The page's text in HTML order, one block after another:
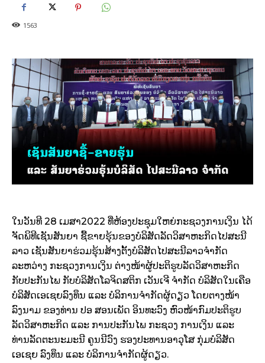
1563
ໃນວັນທີ 28 ເມສາ2022 ທີ່ຫ້ອງປະຊຸມໃຫຍ່ກະຊວງການເງິນ ໄດ້
ຈັດພິທີເຊັນສັນຍາ ຊື້ຂາຍຮຸ້ນຂອງບໍລິສັດລັດວິສາຫະກິດໄປສະນີ
ລາວ ເຊັນສັນຍາຮ່ວມຮຸ້ນສ້າງຕັ້ງບໍລິສັດໄປສະນີລາວຈຳກັດ
ລະຫວ່າງ ກະຊວງການເງິນ ຕ່າງໜ້າຜູ້ປະຕິຮູບລັດວິສາຫະກິດ
ກັບປະກັນໄພ ກັບບໍລິສັດໂລຈິດສຕິກ ເວັນເຈີ ຈຳກັດ ບໍລິສັດໃນເຄືອ
ບໍລິສັດເອເຊຍລົງທຶນ ແລະ ບໍລິການຈຳກັດຜູ້ດຽວ ໂດຍຕາງໜ້າ
ລົງນາມ ຂອງທ່ານ ປອ ສອນເພັດ ອິນທະວົງ ຫົວໜ້າກົມປະຕິຮູບ
ລັດວິສາຫະກິດ ແລະ ການປະກັນໄພ ກະຊວງ ການເງິນ ແລະ
ທ່ານລັດຕະນະມະນີ ຄູນນີວົງ ຮອງປະທານອາວຸໂສ ກຸ່ມບໍລິສັດ
ເອເຊຍ ລົງທຶນ ແລະ ບໍລິການຈຳກັດຜູ້ດຽວ.